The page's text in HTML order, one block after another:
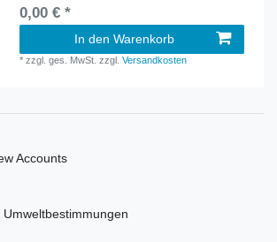
0,00 € *
In den Warenkorb
*zzgl. ges. MwSt. zzgl.Versandkosten
Accounts